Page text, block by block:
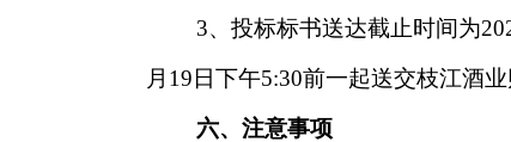
3、投标标书送达截止时间为
月19日下午5:30前一起送交枝江酒业
六、注意事项